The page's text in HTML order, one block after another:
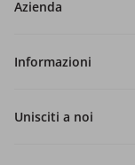
Azienda
Informazioni
Unisciti a noi